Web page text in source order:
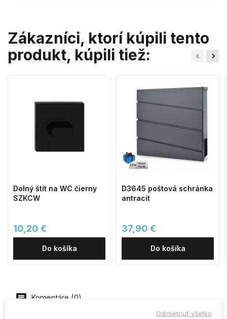
Zákazníci, ktorí kúpili tento
produkt, kúpili tiež:
Dolný štít na WC čierny
SZKCW
10,20 €
Do košíka
D3645 poštová schránka
antracit
37,90 €
Do košíka
Komentáre (0)
Odmietnuť všetko